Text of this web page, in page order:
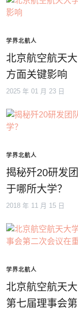
学界北航人
北京航空航天
方面关键影响
2025 年 01 月 23 日
学界北航人
揭秘歼20研发
于哪所大学？
2018 年 11 月 15 日
学界北航人
北京航空航天
第七届理事会